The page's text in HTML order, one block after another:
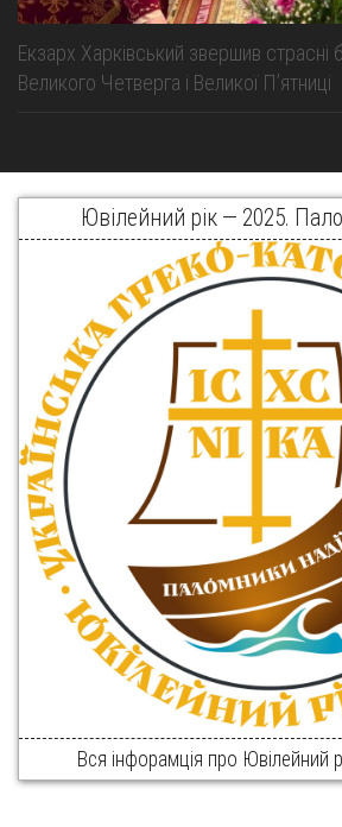
Екзарх Харківський звершив страсні
Великого Четверга і Великої Пʼятниці
Ювілейний рік — 2025.
Вся інфорамція про Ювілейний